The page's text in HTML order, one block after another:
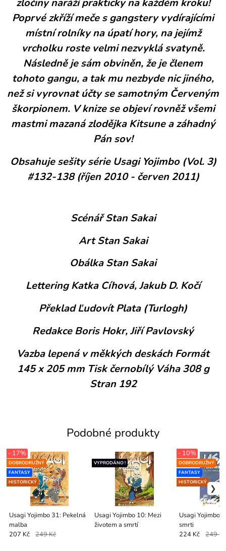
zločiny naráží prakticky na každém kroku!
Poprvé zkříží meče s gangstery vydírajícími
místní rolníky na úpatí hory, na jejímž
vrcholku roste velmi nezvyklá svatyně.
Následně je sám obviněn, že je členem
tohoto gangu, a tak mu nezbyde nic jiného,
než si vyrovnat účty se samotným Červeným
škorpionem. V knize se objeví rovněž všemi
mastmi mazaná zlodějka Kitsune a záhadný
Pán sov!
Obsahuje sešity série Usagi Yojimbo (Vol. 3)
#132-138 (říjen 2010 - červen 2011)
Scénář Stan Sakai
Art Stan Sakai
Obálka Stan Sakai
Lettering Katka Cíhová, Jakub D. Kočí
Překlad Ľudovít Plata (Turlogh)
Redakce Boris Hokr, Jiří Pavlovský
Vazba lepená v měkkých deskách Formát
145 x 205 mm Tisk černobílý Váha 308 g
Stran 192
Podobné produkty
Usagi Yojimbo 31: Pekelná
malba
DOBRODRUŽNÝ
FANTASY
HISTORICKÝ
- 17%
207 Kč 249 Kč
Usagi Yojimbo 10: Mezi
životem a smrtí
VYPRODÁNO !
Usagi Yojimbo
smrti
DOBRODRUŽNÝ
FANTASY
HISTORICKÝ
- 10%
224 Kč 249 Kč